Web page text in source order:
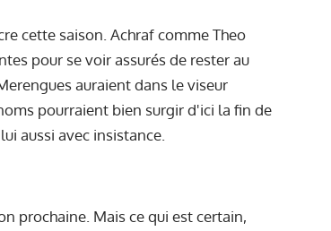
cette saison. Achraf comme Theo
pour se voir assurés de rester au
auraient dans le viseur
pourraient bien surgir d'ici la fin de
aussi avec insistance.
prochaine. Mais ce qui est certain,